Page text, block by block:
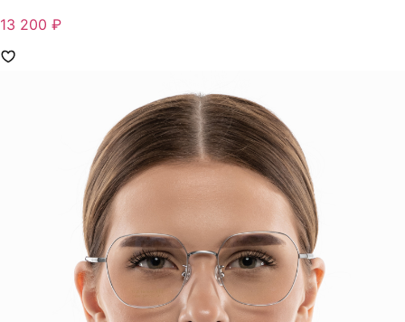
13 200 ₽